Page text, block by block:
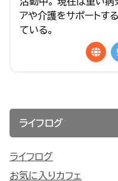
アや介護をサポートす
ている。
ライフログ
ライフログ
お気に入りカフェ